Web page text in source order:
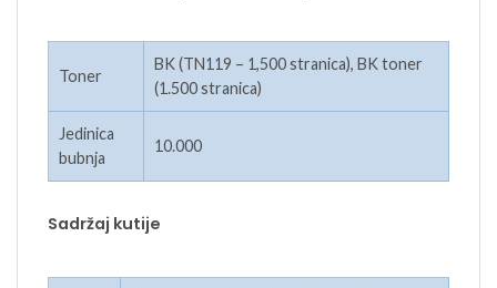
Toner
BK (TN119 – 1,500 stranica), BK toner
(1.500 stranica)
Jedinica
bubnja
10.000
Sadržaj kutije